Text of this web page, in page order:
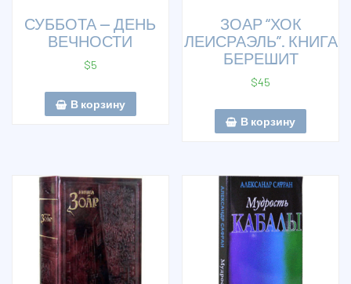
СУББОТА — ДЕНЬ
ВЕЧНОСТИ
$5
В корзину
ЗОАР “ХОК
ЛЕИСРАЭЛЬ”. КНИГА
БЕРЕШИТ
$45
В корзину